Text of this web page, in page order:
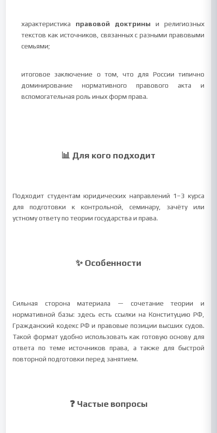
характеристика правовой доктрины и религиозных
текстов как источников, связанных с разными правовыми
семьями;
итоговое заключение о том, что для России типично
доминирование нормативного правового акта и
вспомогательная роль иных форм права.
📊 Для кого подходит
Подходит студентам юридических направлений 1–3 курса
для подготовки к контрольной, семинару, зачёту или
устному ответу по теории государства и права.
✨ Особенности
Сильная сторона материала — сочетание теории и
нормативной базы: здесь есть ссылки на Конституцию РФ,
Гражданский кодекс РФ и правовые позиции высших судов.
Такой формат удобно использовать как готовую основу для
ответа по теме источников права, а также для быстрой
повторной подготовки перед занятием.
❓ Частые вопросы